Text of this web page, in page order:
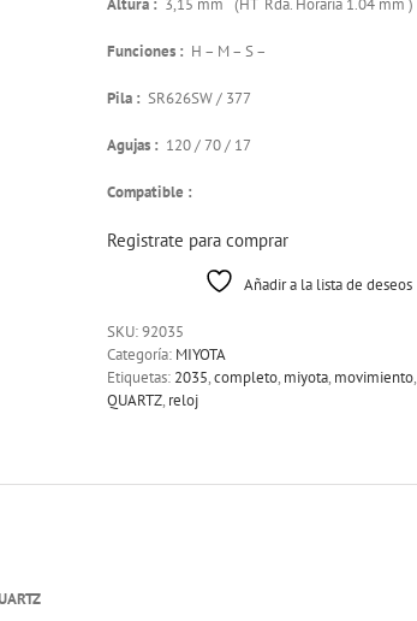
Altura : 3,15 mm (HT Rda. Horaria 1.04 mm )
Funciones : H – M – S –
Pila : SR626SW / 377
Agujas : 120 / 70 / 17
Compatible :
Registrate para comprar
Añadir a la lista de deseos
SKU:92035
Categoría: MIYOTA
Etiquetas: 2035,completo, miyota, movimiento,
QUARTZ, reloj